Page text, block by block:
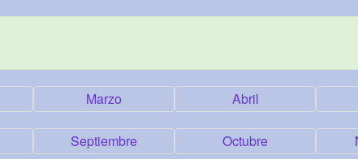
Marzo Abril
Septiembre Octubre